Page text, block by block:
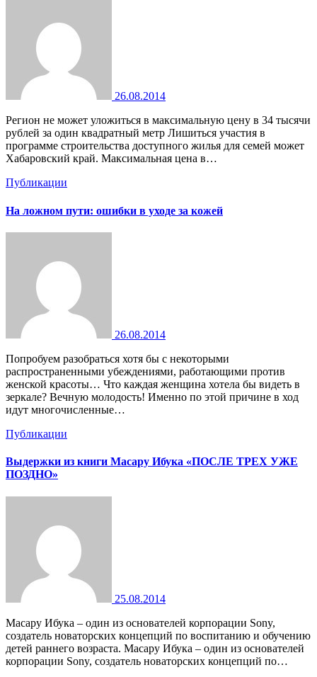
26.08.2014
Регион не может уложиться в максимальную цену в 34 тысячи
рублей за один квадратный метр Лишиться участия в
программе строительства доступного жилья для семей может
Хабаровский край. Максимальная цена в…
Публикации
На ложном пути: ошибки в уходе за кожей
26.08.2014
Попробуем разобраться хотя бы с некоторыми
распространенными убеждениями, работающими против
женской красоты… Что каждая женщина хотела бы видеть в
зеркале? Вечную молодость! Именно по этой причине в ход
идут многочисленные…
Публикации
Выдержки из книги Масару Ибука «ПОСЛЕ ТРЕХ УЖЕ
ПОЗДНО»
25.08.2014
Масару Ибука – один из основателей корпорации Sony,
создатель новаторских концепций по воспитанию и обучению
детей раннего возраста. Масару Ибука – один из основателей
корпорации Sony, создатель новаторских концепций по…